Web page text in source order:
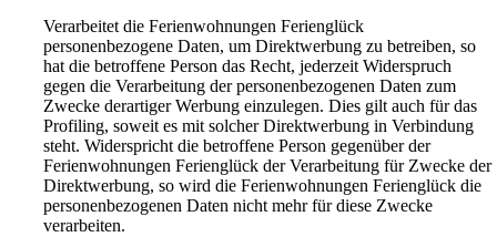
Verarbeitet die Ferienwohnungen Ferienglück
personenbezogene Daten, um Direktwerbung zu betreiben, so
hat die betroffene Person das Recht, jederzeit Widerspruch
gegen die Verarbeitung der personenbezogenen Daten zum
Zwecke derartiger Werbung einzulegen. Dies gilt auch für das
Profiling, soweit es mit solcher Direktwerbung in Verbindung
steht. Widerspricht die betroffene Person gegenüber der
Ferienwohnungen Ferienglück der Verarbeitung für Zwecke der
Direktwerbung, so wird die Ferienwohnungen Ferienglück die
personenbezogenen Daten nicht mehr für diese Zwecke
verarbeiten.